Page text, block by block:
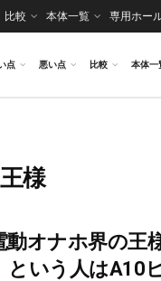
比較 本体一覧 専用ホー
点 悪い点 比較 本体一
様
動オナホ界の王
という人はA10